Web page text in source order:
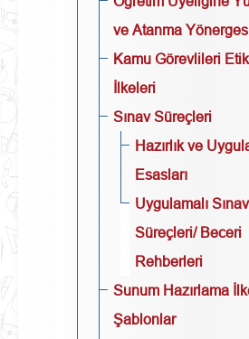
ve Atanma
Kamu Görevlileri
İlkeleri
Sınav Süreçleri
Hazırlık ve
Esasları
Uygulamalı Sınav
Süreçleri/ Beceri
Rehberleri
Sunum Hazırlama
Şablonlar